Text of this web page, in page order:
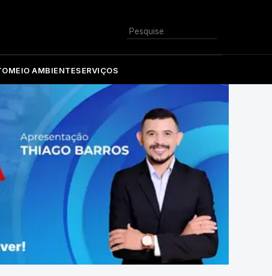
Buscar
MEIO AMBIENTESERVIÇOS